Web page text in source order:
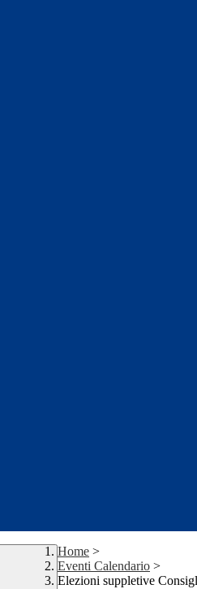
Home >
Eventi Calendario >
Elezioni suppletive